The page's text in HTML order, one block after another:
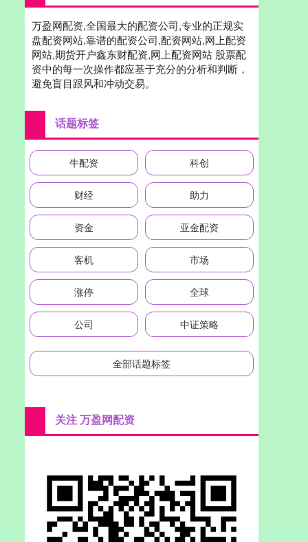
万盈网配资,全国最大的配资公司,专业的正规实
盘配资网站,靠谱的配资公司,配资网站,网上配资
网站,期货开户鑫东财配资,网上配资网站 股票配
资中的每一次操作都应基于充分的分析和判断，
避免盲目跟风和冲动交易。
话题标签
牛配资 科创
财经 助力
资金 亚金配资
客机 市场
涨停 全球
公司 中证策略
全部话题标签
关注 万盈网配资